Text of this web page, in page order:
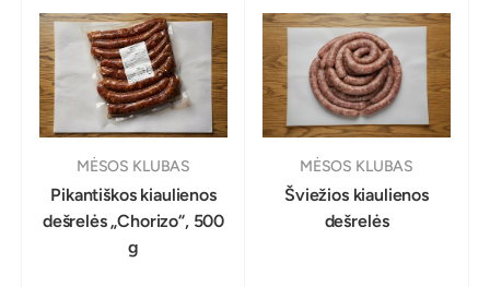
MĖSOS KLUBAS
Pikantiškos kiaulienos
dešrelės „Chorizo“, 500
g
MĖSOS KLUBAS
Šviežios kiaulienos
dešrelės